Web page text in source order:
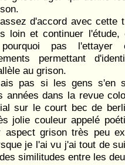
d'accord avec cette
loin et continuer
pas l'ettayer
permettant
au grison.
pas si les gens s'en
années dans la revue
sur le court bec de
jolie couleur appelé
aspect grison très peu
je l'ai vu j'ai tout de
similitudes entre les